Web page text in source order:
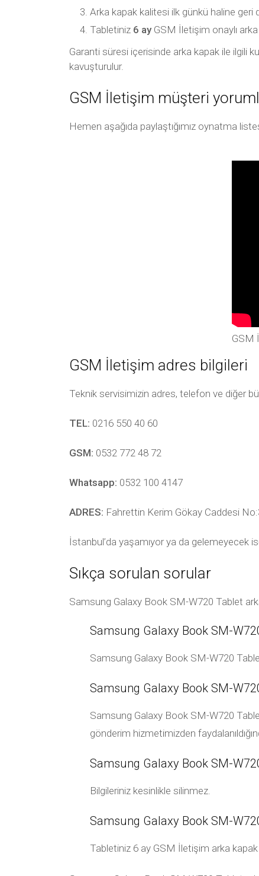
Arka kapak kalitesi ilk günkü haline geri
Tabletiniz 6 ayGSM İletişim onaylı
Garanti süresi içerisinde arka kapak ile ilgili
kavuşturulur.
GSM İletişim müşteri
Hemen aşağıda paylaştığımız oynatma
GSM
GSM İletişim adres bilgileri
Teknik servisimizin adres, telefon ve diğer
TEL: 0216 550 40 60
GSM: 0532 772 48 72
Whatsapp: 0532 100 4147
ADRES: Fahrettin Kerim Gökay Caddesi
İstanbul’da yaşamıyor ya da gelemeyecek
Sıkça sorulan sorular
Samsung Galaxy Book SM-W720 Tablet
Samsung Galaxy Book SM-
Samsung Galaxy Book SM-W720
Samsung Galaxy Book SM-
Samsung Galaxy Book SM-W720
gönderim hizmetimizden
Samsung Galaxy Book SM-
Bilgileriniz kesinlikle silinmez.
Samsung Galaxy Book SM-
Tabletiniz 6 ay GSM İletişim arka